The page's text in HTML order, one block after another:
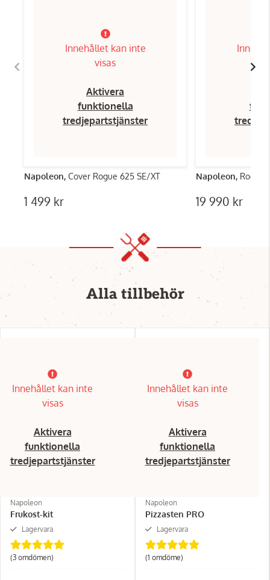
Innehållet kan inte
visas
Aktivera
funktionella
tredjepartstjänster
Napoleon, Cover Rogue 625 SE/XT
1 499 kr
Napoleon, Rogue
19 990 kr
Alla tillbehör
Innehållet kan inte
visas
Aktivera
funktionella
tredjepartstjänster
Napoleon
Frukost-kit
Lagervara
(3 omdömen)
Innehållet kan inte
visas
Aktivera
funktionella
tredjepartstjänster
Napoleon
Pizzasten PRO
Lagervara
(1 omdöme)